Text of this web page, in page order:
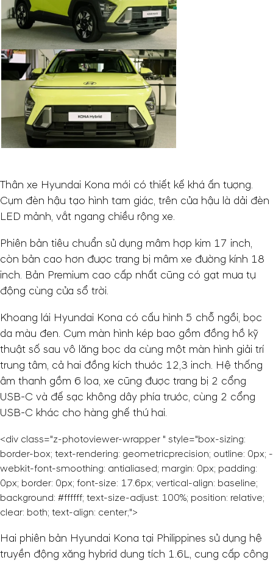
Thân xe Hyundai Kona mới có thiết kế khá ấn tượng.
Cụm đèn hậu tạo hình tam giác, trên cửa hậu là dải đèn
LED mảnh, vắt ngang chiều rộng xe.
Phiên bản tiêu chuẩn sử dụng mâm hợp kim 17 inch,
còn bản cao hơn được trang bị mâm xe đường kính 18
inch. Bản Premium cao cấp nhất cũng có gạt mưa tự
động cùng cửa sổ trời.
Khoang lái Hyundai Kona có cấu hình 5 chỗ ngồi, bọc
da màu đen. Cụm màn hình kép bao gồm đồng hồ kỹ
thuật số sau vô lăng bọc da cùng một màn hình giải trí
trung tâm, cả hai đồng kích thước 12,3 inch. Hệ thống
âm thanh gồm 6 loa, xe cũng được trang bị 2 cổng
USB-C và đế sạc không dây phía trước, cùng 2 cổng
USB-C khác cho hàng ghế thứ hai.
<div class="z-photoviewer-wrapper " style="box-sizing:
border-box; text-rendering: geometricprecision; outline: 0px; -
webkit-font-smoothing: antialiased; margin: 0px; padding:
0px; border: 0px; font-size: 17.6px; vertical-align: baseline;
background: #ffffff; text-size-adjust: 100%; position: relative;
clear: both; text-align: center;">
Hai phiên bản Hyundai Kona tại Philippines sử dụng hệ
truyền động xăng hybrid dung tích 1.6L, cung cấp công